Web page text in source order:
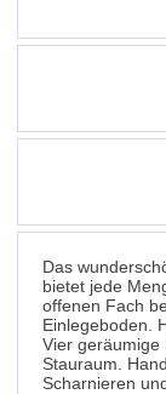
Das
bietet jede
offenen Fach
Einlegeboden.
Vier geräumige
Stauraum.
Scharnieren